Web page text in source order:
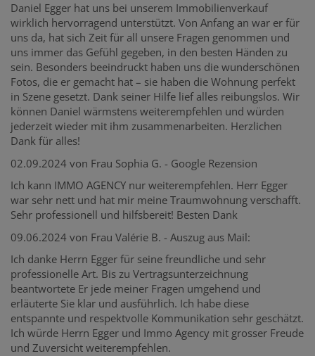
Daniel Egger hat uns bei unserem Immobilienverkauf
wirklich hervorragend unterstützt. Von Anfang an war er für
uns da, hat sich Zeit für all unsere Fragen genommen und
uns immer das Gefühl gegeben, in den besten Händen zu
sein. Besonders beeindruckt haben uns die wunderschönen
Fotos, die er gemacht hat – sie haben die Wohnung perfekt
in Szene gesetzt. Dank seiner Hilfe lief alles reibungslos. Wir
können Daniel wärmstens weiterempfehlen und würden
jederzeit wieder mit ihm zusammenarbeiten. Herzlichen
Dank für alles!
02.09.2024 von Frau Sophia G. - Google Rezension
Ich kann IMMO AGENCY nur weiterempfehlen. Herr Egger
war sehr nett und hat mir meine Traumwohnung verschafft.
Sehr professionell und hilfsbereit! Besten Dank
09.06.2024 von Frau Valérie B. - Auszug aus Mail:
Ich danke Herrn Egger für seine freundliche und sehr
professionelle Art. Bis zu Vertragsunterzeichnung
beantwortete Er jede meiner Fragen umgehend und
erläuterte Sie klar und ausführlich. Ich habe diese
entspannte und respektvolle Kommunikation sehr geschätzt.
Ich würde Herrn Egger und Immo Agency mit grosser Freude
und Zuversicht weiterempfehlen.